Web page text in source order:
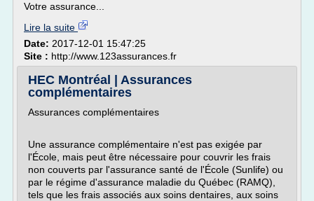
Votre assurance...
Lire la suite
Date: 2017-12-01 15:47:25
Site : http://www.123assurances.fr
HEC Montréal | Assurances
complémentaires
Assurances complémentaires
Une assurance complémentaire n'est pas exigée par
l'École, mais peut être nécessaire pour couvrir les frais
non couverts par l'assurance santé de l'École (Sunlife) ou
par le régime d'assurance maladie du Québec (RAMQ),
tels que les frais associés aux soins dentaires, aux soins